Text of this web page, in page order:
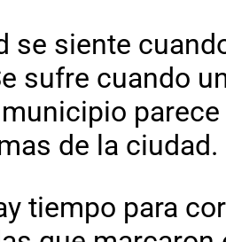
se siente
sufre cuando
de la ciudad.
tiempo para